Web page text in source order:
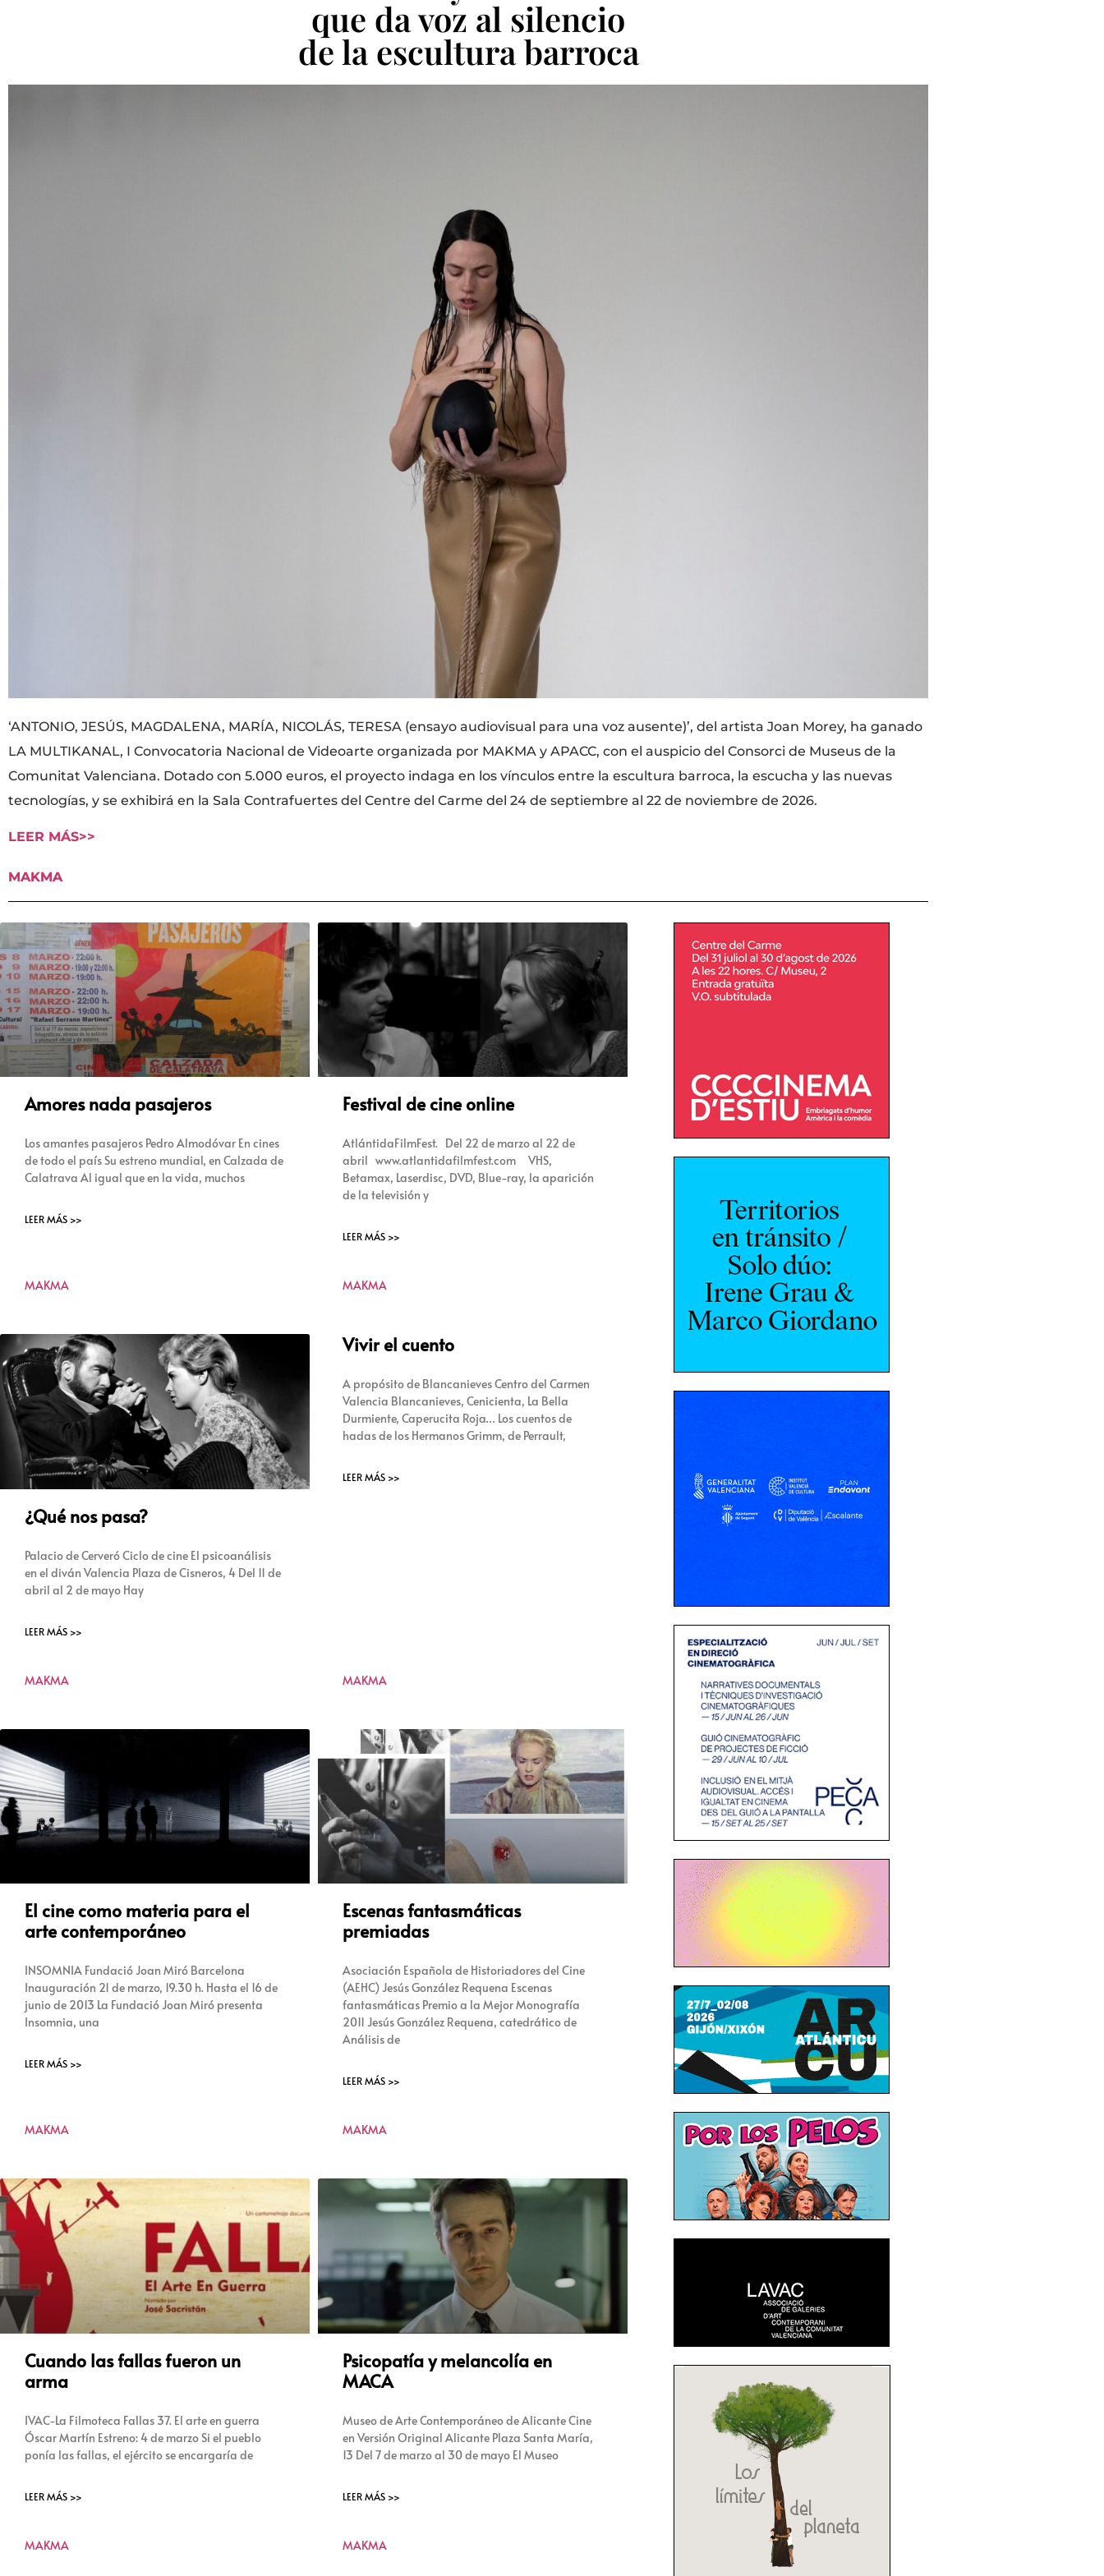
que da voz al silencio
de la escultura barroca
‘ANTONIO, JESÚS, MAGDALENA, MARÍA, NICOLÁS, TERESA (ensayo audiovisual para una voz ausente)’, del artista Joan Morey, ha ganado
LA MULTIKANAL, I Convocatoria Nacional de Videoarte organizada por MAKMA y APACC, con el auspicio del Consorci de Museus de la
Comunitat Valenciana. Dotado con 5.000 euros, el proyecto indaga en los vínculos entre la escultura barroca, la escucha y las nuevas
tecnologías, y se exhibirá en la Sala Contrafuertes del Centre del Carme del 24 de septiembre al 22 de noviembre de 2026.
LEER MÁS>>
MAKMA
Amores nada pasajeros
Los amantes pasajeros Pedro Almodóvar En cines
de todo el país Su estreno mundial, en Calzada de
Calatrava Al igual que en la vida, muchos
LEER MÁS >>
MAKMA
Festival de cine online
AtlántidaFilmFest. Del 22 de marzo al 22 de
abril www.atlantidafilmfest.com VHS,
Betamax, Laserdisc, DVD, Blue-ray, la aparición
de la televisión y
LEER MÁS >>
MAKMA
¿Qué nos pasa?
Palacio de Cerveró Ciclo de cine El psicoanálisis
en el diván Valencia Plaza de Cisneros, 4 Del 11 de
abril al 2 de mayo Hay
LEER MÁS >>
MAKMA
Vivir el cuento
A propósito de Blancanieves Centro del Carmen
Valencia Blancanieves, Cenicienta, La Bella
Durmiente, Caperucita Roja… Los cuentos de
hadas de los Hermanos Grimm, de Perrault,
LEER MÁS >>
MAKMA
El cine como materia para el
arte contemporáneo
INSOMNIA Fundació Joan Miró Barcelona
Inauguración 21 de marzo, 19.30 h. Hasta el 16 de
junio de 2013 La Fundació Joan Miró presenta
Insomnia, una
LEER MÁS >>
MAKMA
Escenas fantasmáticas
premiadas
Asociación Española de Historiadores del Cine
(AEHC) Jesús González Requena Escenas
fantasmáticas Premio a la Mejor Monografía
2011 Jesús González Requena, catedrático de
Análisis de
LEER MÁS >>
MAKMA
Cuando las fallas fueron un
arma
IVAC-La Filmoteca Fallas 37. El arte en guerra
Óscar Martín Estreno: 4 de marzo Si el pueblo
ponía las fallas, el ejército se encargaría de
LEER MÁS >>
MAKMA
Psicopatía y melancolía en
MACA
Museo de Arte Contemporáneo de Alicante Cine
en Versión Original Alicante Plaza Santa María,
13 Del 7 de marzo al 30 de mayo El Museo
LEER MÁS >>
MAKMA